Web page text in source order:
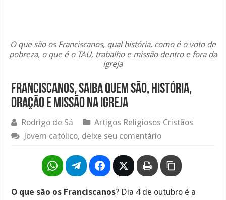
O que são os Franciscanos, qual história, como é o voto de
pobreza, o que é o TAU, trabalho e missão dentro e fora da
igreja
Franciscanos, saiba quem são, história,
oração e missão na igreja
Rodrigo de Sá
Artigos Religiosos Cristãos
Jovem católico, deixe seu comentário
O que são os Franciscanos? Dia 4 de outubro é a